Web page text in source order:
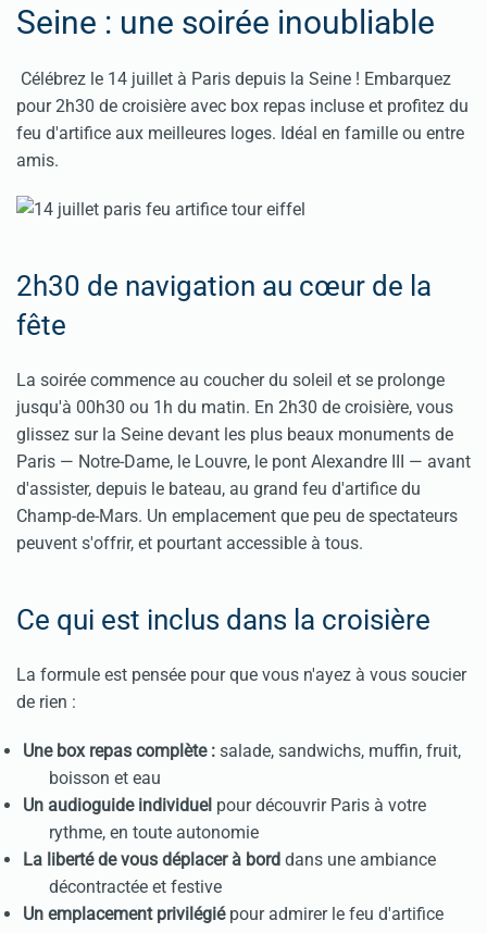
Seine : une soirée inoubliable
Célébrez le 14 juillet à Paris depuis la Seine ! Embarquez
pour 2h30 de croisière avec box repas incluse et profitez du
feu d'artifice aux meilleures loges. Idéal en famille ou entre
amis.
2h30 de navigation au cœur de la
fête
La soirée commence au coucher du soleil et se prolonge
jusqu'à 00h30 ou 1h du matin. En 2h30 de croisière, vous
glissez sur la Seine devant les plus beaux monuments de
Paris — Notre-Dame, le Louvre, le pont Alexandre III — avant
d'assister, depuis le bateau, au grand feu d'artifice du
Champ-de-Mars. Un emplacement que peu de spectateurs
peuvent s'offrir, et pourtant accessible à tous.
Ce qui est inclus dans la croisière
La formule est pensée pour que vous n'ayez à vous soucier
de rien :
Une box repas complète : salade, sandwichs, muffin, fruit,
boisson et eau
Un audioguide individuel pour découvrir Paris à votre
rythme, en toute autonomie
La liberté de vous déplacer à bord dans une ambiance
décontractée et festive
Un emplacement privilégié pour admirer le feu d'artifice